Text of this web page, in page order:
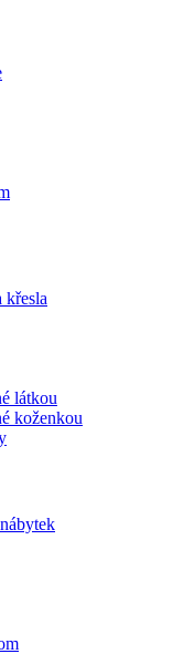
křesla
látkou
koženkou